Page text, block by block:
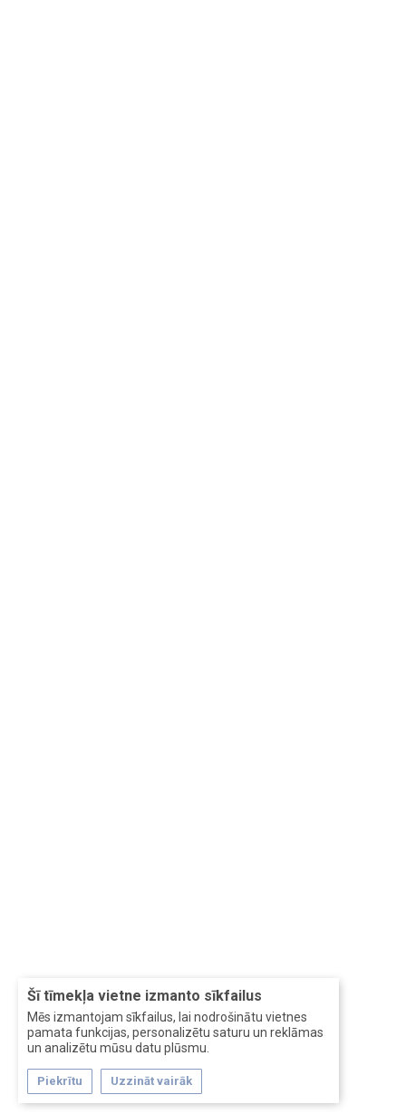
Šī tīmekļa vietne izmanto sīkfailus
Mēs izmantojam sīkfailus, lai nodrošinātu vietnes
pamata funkcijas, personalizētu saturu un reklāmas
un analizētu mūsu datu plūsmu.
Piekrītu Uzzināt vairāk